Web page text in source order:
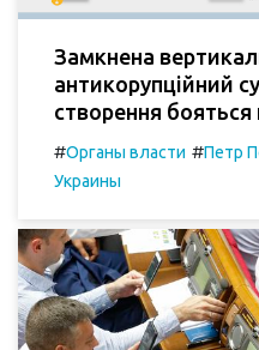
Замкнена
антикорупційний
створення бояться
#Органы власти #Петр
Украины